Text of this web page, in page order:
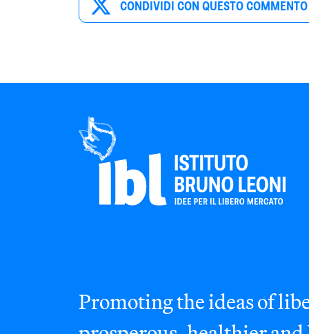
CONDIVIDI CON QUESTO COMMENTO
Promoting the ideas of